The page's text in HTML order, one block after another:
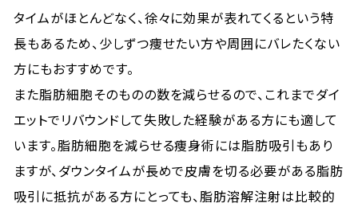
タイムがほとんどなく、徐々に効果が表れてくるという特
長もあるため、少しずつ痩せたい方や周囲にバレたくない
方にもおすすめです。
また脂肪細胞そのものの数を減らせるので、これまでダイ
エットでリバウンドして失敗した経験がある方にも適して
います。脂肪細胞を減らせる痩身術には脂肪吸引もあり
ますが、ダウンタイムが長めで皮膚を切る必要がある脂肪
吸引に抵抗がある方にとっても、脂肪溶解注射は比較的